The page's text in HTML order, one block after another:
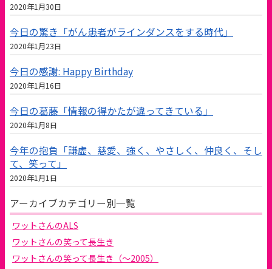
2020年1月30日
今日の驚き「がん患者がラインダンスをする時代」
2020年1月23日
今日の感謝: Happy Birthday
2020年1月16日
今日の葛藤「情報の得かたが違ってきている」
2020年1月8日
今年の抱負「謙虚、慈愛、強く、やさしく、仲良く、そし
て、笑って」
2020年1月1日
アーカイブカテゴリー別一覧
ワットさんのALS
ワットさんの笑って長生き
ワットさんの笑って長生き（～2005）